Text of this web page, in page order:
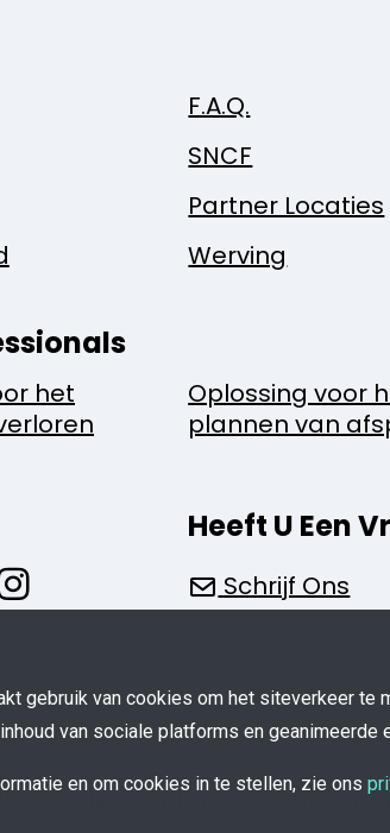
F.A.Q.
SNCF
Partner Locaties
Werving
het
Oplossing voor
plannen van
Heeft U Een
Schrijf Ons
- Alle rechten
gebruik van cookies om het siteverkeer te
van sociale platforms en geanimeerde
en om cookies in te stellen, zie ons